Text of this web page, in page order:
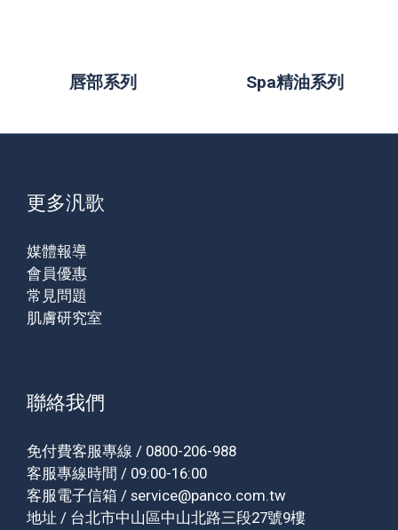
唇部系列 Spa精油系列
更多汎歌
媒體報導
會員優惠
常見問題
肌膚研究室
聯絡我們
免付費客服專線 / 0800-206-988
客服專線時間 / 09:00-16:00
客服電子信箱 / service@panco.com.tw
地址 / 台北市中山區中山北路三段27號9樓